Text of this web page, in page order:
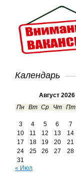
Календарь
Август 2026
Пн Вт Ср Чт Пт
3
4 5 6 7
10
11 12 13 14
17
18 19 20 21
24
25 26 27 28
31
« Июл